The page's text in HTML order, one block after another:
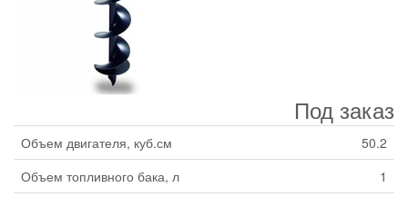
Под заказ
Объем двигателя, куб.см
50.2
Объем топливного бака, л
1